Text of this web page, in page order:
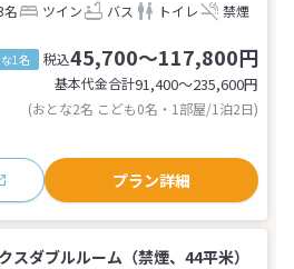
名 ツイン バス トイレ 禁煙
1名 税込45,700～117,800円
基本代金合計91,400〜235,600円
(おとな2名 こども0名・1部屋/1泊2日)
プラン詳細
スダブルルーム（禁煙、44平米）